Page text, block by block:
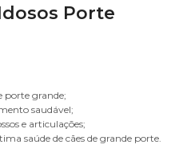
Porte
porte grande;
saudável;
e articulações;
saúde de cães de grande porte.